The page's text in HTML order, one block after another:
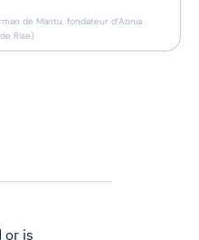
de Mantu, fondateur d’Aonia
Rise)